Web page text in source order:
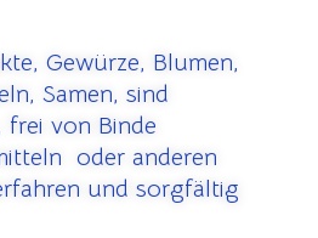
Gewürze, Blumen,
Samen, sind
frei von Binde
oder anderen
und sorgfältig